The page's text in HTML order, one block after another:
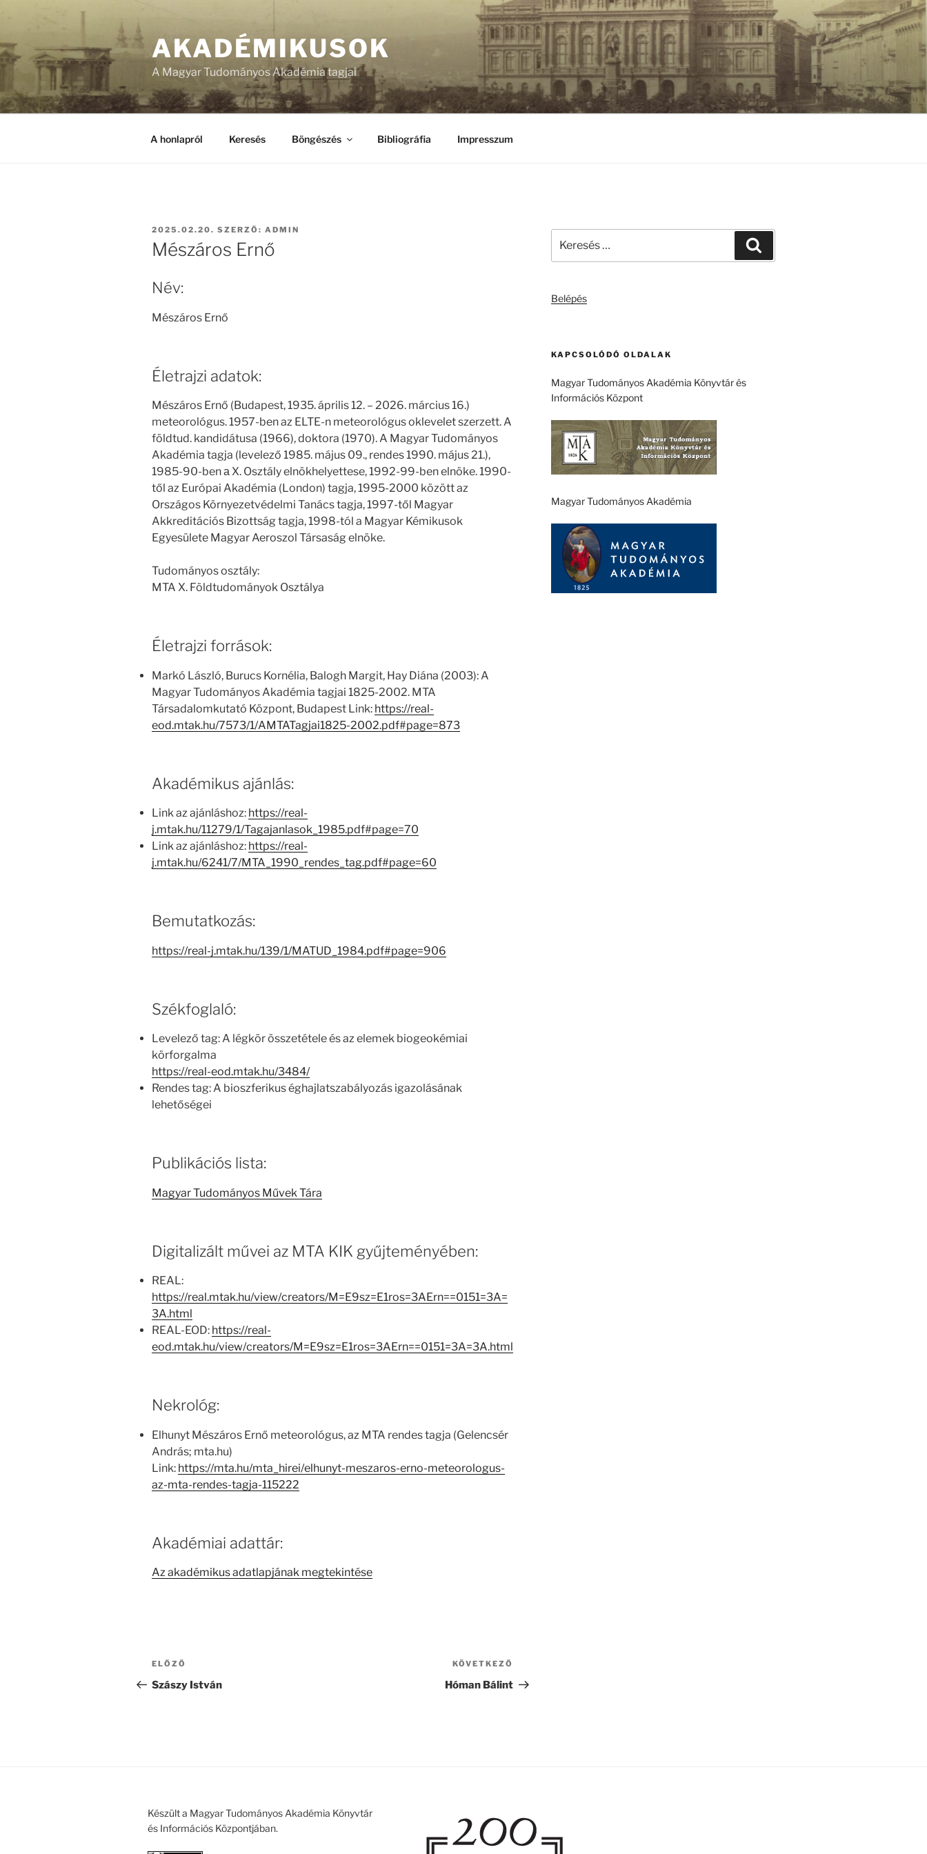
AKADÉMIKUSOK
A Magyar Tudományos Akadémia tagjai
A honlapról Keresés Böngészés Bibliográfia Impresszum
BEKÜLDVE:
2025.02.20. SZERZŐ: ADMIN
Mészáros Ernő
Név:
Mészáros Ernő
Életrajzi adatok:
Mészáros Ernő (Budapest, 1935. április 12. – 2026. március 16.)
meteorológus. 1957-ben az ELTE-n meteorológus oklevelet szerzett. A
földtud. kandidátusa (1966), doktora (1970). A Magyar Tudományos
Akadémia tagja (levelező 1985. május 09., rendes 1990. május 21.),
1985-90-ben а X. Osztály elnökhelyettese, 1992-99-ben elnöke. 1990-
től az Európai Akadémia (London) tagja, 1995-2000 között az
Országos Környezetvédelmi Tanács tagja, 1997-től Magyar
Akkreditációs Bizottság tagja, 1998-tól a Magyar Kémikusok
Egyesülete Magyar Aeroszol Társaság elnöke.
Tudományos osztály:
MTA X. Földtudományok Osztálya
Életrajzi források:
Markó László, Burucs Kornélia, Balogh Margit, Hay Diána (2003): A
Magyar Tudományos Akadémia tagjai 1825-2002. MTA
Társadalomkutató Központ, Budapest Link: https://real-
eod.mtak.hu/7573/1/AMTATagjai1825-2002.pdf#page=873
Akadémikus ajánlás:
Link az ajánláshoz: https://real-
j.mtak.hu/11279/1/Tagajanlasok_1985.pdf#page=70
Link az ajánláshoz: https://real-
j.mtak.hu/6241/7/MTA_1990_rendes_tag.pdf#page=60
Bemutatkozás:
https://real-j.mtak.hu/139/1/MATUD_1984.pdf#page=906
Székfoglaló:
Levelező tag: A légkör összetétele és az elemek biogeokémiai
körforgalma
https://real-eod.mtak.hu/3484/
Rendes tag: A bioszferikus éghajlatszabályozás igazolásának
lehetőségei
Publikációs lista:
Magyar Tudományos Művek Tára
Digitalizált művei az MTA KIK gyűjteményében:
REAL:
https://real.mtak.hu/view/creators/M=E9sz=E1ros=3AErn==0151=3A=
3A.html
REAL-EOD: https://real-
eod.mtak.hu/view/creators/M=E9sz=E1ros=3AErn==0151=3A=3A.html
Nekrológ:
Elhunyt Mészáros Ernő meteorológus, az MTA rendes tagja (Gelencsér
András; mta.hu)
Link: https://mta.hu/mta_hirei/elhunyt-meszaros-erno-meteorologus-
az-mta-rendes-tagja-115222
Akadémiai adattár:
Az akadémikus adatlapjának megtekintése
Bejegyzés
navigáció
Korábbi
bejegyzés
ELŐZŐ
Szászy István
bejegyzés
KÖVETKEZŐ
Hóman Bálint
következő
Belépés
KAPCSOLÓDÓ OLDALAK
Magyar Tudományos Akadémia Könyvtár és
Információs Központ
Magyar Tudományos Akadémia
Készült a Magyar Tudományos Akadémia Könyvtár
és Információs Központjában.